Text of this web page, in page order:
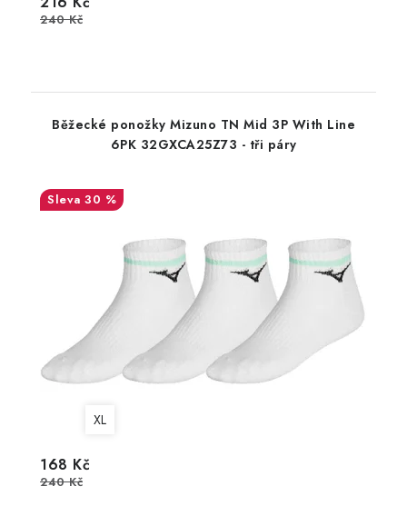
240 Kč
Běžecké ponožky Mizuno TN Mid 3P With Line
6PK 32GXCA25Z73 - tři páry
30 %
XL
168 Kč
240 Kč